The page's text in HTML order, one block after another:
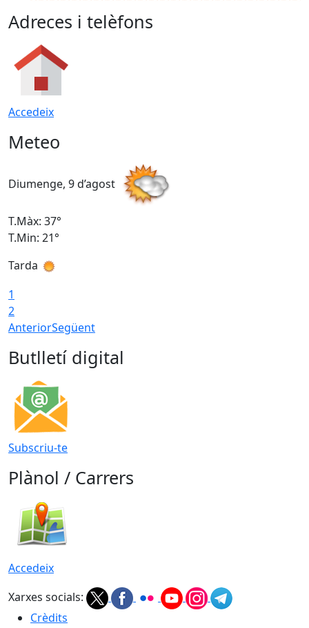
Adreces i telèfons
Accedeix
Meteo
Diumenge, 9 d’agost
T.Màx: 37°
T.Min: 21°
Tarda
1
2
AnteriorSegüent
Butlletí digital
Subscriu-te
Plànol / Carrers
Accedeix
Xarxes socials:
Crèdits